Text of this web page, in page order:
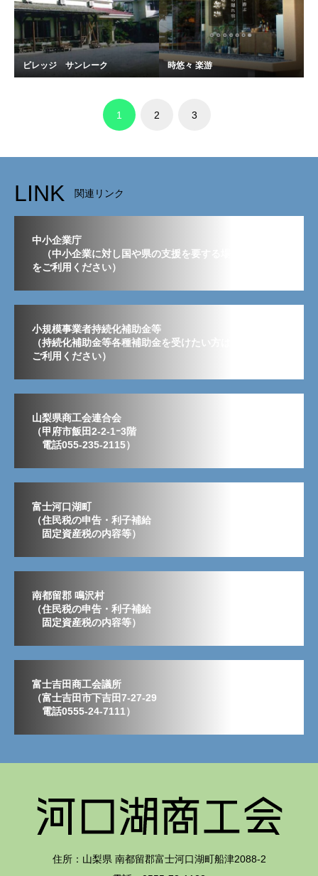
ビレッジ サンレーク 時悠々 楽游
1 2 3
LINK 関連リンク
中小企業庁
（中小企業に対し国や県の支援を要する場合はこちら
をご利用ください）
小規模事業者持続化補助金等
（持続化補助金等各種補助金を受けたい方はこちらから
ご利用ください）
山梨県商工会連合会
（甲府市飯田2-2-1ｰ3階
電話055-235-2115）
富士河口湖町
（住民税の申告・利子補給
固定資産税の内容等）
南都留郡 鳴沢村
（住民税の申告・利子補給
固定資産税の内容等）
富士吉田商工会議所
（富士吉田市下吉田7-27-29
電話0555-24-7111）
住所：山梨県 南都留郡富士河口湖町船津2088-2